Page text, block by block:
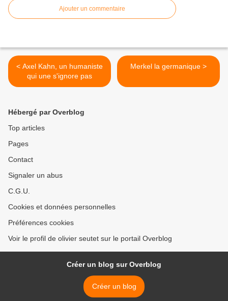
Ajouter un commentaire
< Axel Kahn, un humaniste
qui une s'ignore pas
Merkel la germanique >
Hébergé par Overblog
Top articles
Pages
Contact
Signaler un abus
C.G.U.
Cookies et données personnelles
Préférences cookies
Voir le profil de olivier seutet sur le portail Overblog
Créer un blog sur Overblog
Créer un blog